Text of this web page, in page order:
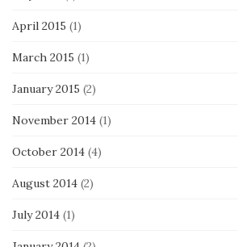
April 2015 (1)
March 2015 (1)
January 2015 (2)
November 2014 (1)
October 2014 (4)
August 2014 (2)
July 2014 (1)